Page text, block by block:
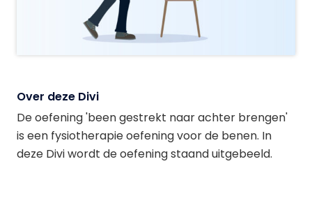
Over deze Divi
De oefening 'been gestrekt naar achter brengen'
is een fysiotherapie oefening voor de benen. In
deze Divi wordt de oefening staand uitgebeeld.